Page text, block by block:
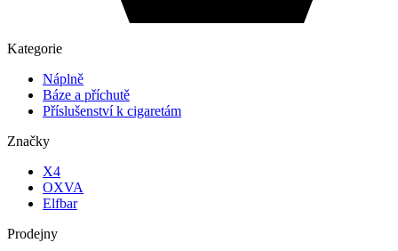
Kategorie
Náplně
Báze a příchutě
Příslušenství k cigaretám
Značky
X4
OXVA
Elfbar
Prodejny